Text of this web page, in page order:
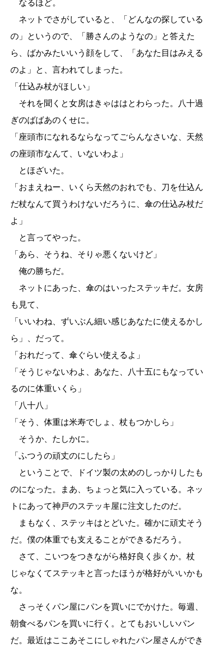
なるほど。
ネットでさがしていると、「どんなの探している
の」というので、「勝さんのようなの」と答えた
ら、ばかみたいいう顔をして、「あなた目はみえる
のよ」と、言われてしまった。
「仕込み杖がほしい」
それを聞くと女房はきゃははとわらった。八十過
ぎのばばあのくせに。
「座頭市になれるならなってごらんなさいな、天然
の座頭市なんて、いないわよ」
とほざいた。
「おまえねー、いくら天然のおれでも、刀を仕込ん
だ杖なんて買うわけないだろうに、傘の仕込み杖だ
よ」
と言ってやった。
「あら、そうね、そりゃ悪くないけど」
俺の勝ちだ。
ネットにあった、傘のはいったステッキだ。女房
も見て、
「いいわね、ずいぶん細い感じあなたに使えるかし
ら」、だって。
「おれだって、傘ぐらい使えるよ」
「そうじゃないわよ、あなた、八十五にもなってい
るのに体重いくら」
「八十八」
「そう、体重は米寿でしょ、杖もつかしら」
そうか、たしかに。
「ふつうの頑丈のにしたら」
ということで、ドイツ製の太めのしっかりしたも
のになった。まあ、ちょっと気に入っている。ネッ
トにあって神戸のステッキ屋に注文したのだ。
まもなく、ステッキはとどいた。確かに頑丈そう
だ。僕の体重でも支えることができるだろう。
さて、こいつをつきながら格好良く歩くか。杖
じゃなくてステッキと言ったほうが格好がいいかも
な。
さっそくパン屋にパンを買いにでかけた。毎週、
朝食べるパンを買いに行く。とてもおいしいパン
だ。最近はここあそこにしゃれたパン屋さんができ